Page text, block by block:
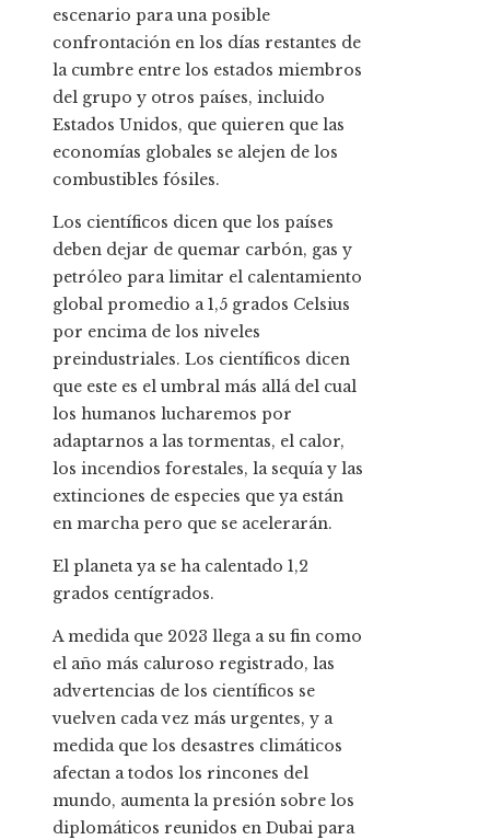
escenario para una posible
confrontación en los días restantes de
la cumbre entre los estados miembros
del grupo y otros países, incluido
Estados Unidos, que quieren que las
economías globales se alejen de los
combustibles fósiles.
Los científicos dicen que los países
deben dejar de quemar carbón, gas y
petróleo para limitar el calentamiento
global promedio a 1,5 grados Celsius
por encima de los niveles
preindustriales. Los científicos dicen
que este es el umbral más allá del cual
los humanos lucharemos por
adaptarnos a las tormentas, el calor,
los incendios forestales, la sequía y las
extinciones de especies que ya están
en marcha pero que se acelerarán.
El planeta ya se ha calentado 1,2
grados centígrados.
A medida que 2023 llega a su fin como
el año más caluroso registrado, las
advertencias de los científicos se
vuelven cada vez más urgentes, y a
medida que los desastres climáticos
afectan a todos los rincones del
mundo, aumenta la presión sobre los
diplomáticos reunidos en Dubai para